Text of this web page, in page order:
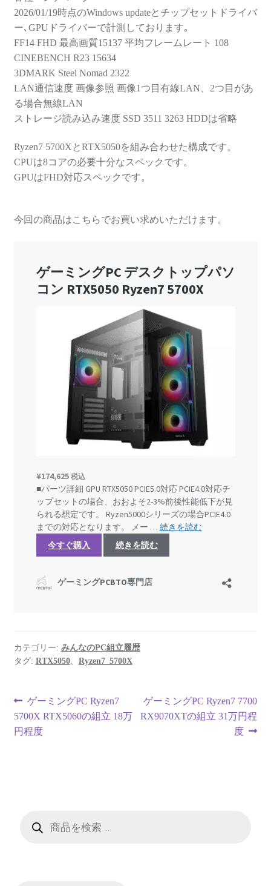
2026/01/19時点のWindows updateとチップセットドライバ
ー､GPUドライバーで計測しております｡
FF14 FHD 最高画質15137 平均フレームレート 108
CINEBENCH R23 15634
3DMARK Steel Nomad 2322
LAN通信速度 画像参照 画像1つ目有線LAN、2つ目があ
る場合無線LAN
ストレージ読み込み速度 SSD 3511 3263 HDDは省略
Ryzen7 5700XとRTX5050を組み合わせた構成です。
CPUは8コアの必要十分なスペックです。
GPUはFHD対応スペックです。
今回の商品はこちらでお買い求めいただけます。
カテゴリー: みんなのPC組立履歴
タグ: RTX5050、 Ryzen7_5700X
投
稿
ー
前
の
投
ゲーミングPC Ryzen7
5700X RTX5060の組立 18万
円程度
次
の
ゲーミングPC Ryzen7 7700
RX9070XTの組立 31万円程
度